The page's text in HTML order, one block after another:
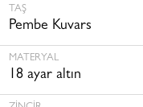
TAŞ
Pembe Kuvars
MATERYAL
18 ayar altın